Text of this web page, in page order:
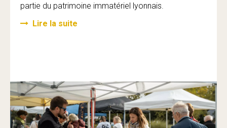
partie du patrimoine immatériel lyonnais.
Lire la suite